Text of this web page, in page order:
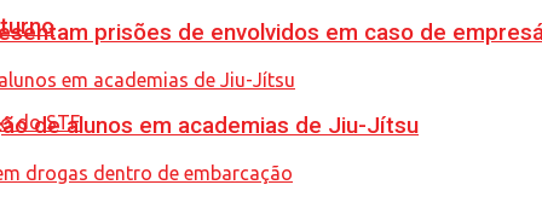
prisões de envolvidos em caso de
de alunos em academias de Jiu-Jítsu